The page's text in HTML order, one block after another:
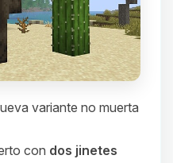
variante no muerta
con dos jinetes